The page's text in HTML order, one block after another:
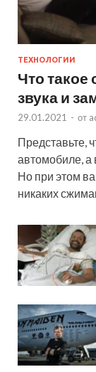
ТЕХНОЛОГИИ
Что такое
звука и
29.01.2021 - от
Представьте,
автомобиле, а
Но при этом
никаких